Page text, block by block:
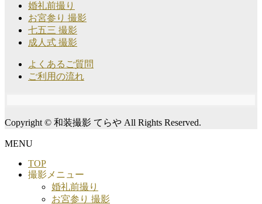
婚礼前撮り
お宮参り 撮影
七五三 撮影
成人式 撮影
よくあるご質問
ご利用の流れ
Copyright © 和装撮影 てらや All Rights Reserved.
MENU
TOP
撮影メニュー
婚礼前撮り
お宮参り 撮影